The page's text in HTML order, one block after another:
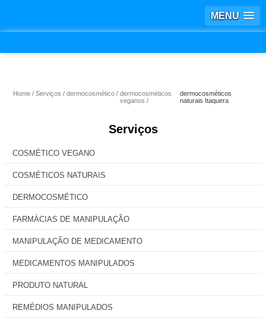
MENU
Home Serviços dermocosmético
dermocosméticos
veganos
dermocosméticos
naturais Itaquera
Serviços
COSMÉTICO VEGANO
COSMÉTICOS NATURAIS
DERMOCOSMÉTICO
FARMÁCIAS DE MANIPULAÇÃO
MANIPULAÇÃO DE MEDICAMENTO
MEDICAMENTOS MANIPULADOS
PRODUTO NATURAL
REMÉDIOS MANIPULADOS